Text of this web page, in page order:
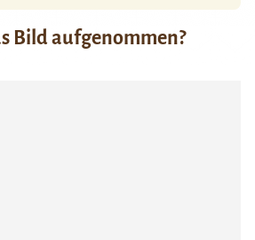
Bild aufgenommen?